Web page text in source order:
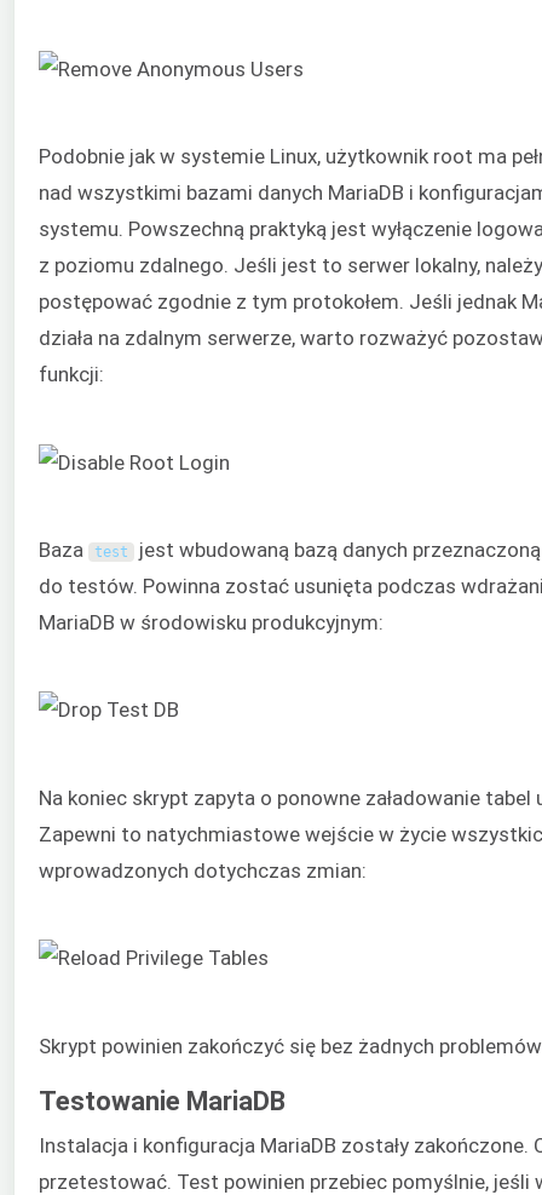
Podobnie jak w systemie Linux, użytkownik root ma
nad wszystkimi bazami danych MariaDB i
systemu. Powszechną praktyką jest wyłączenie
z poziomu zdalnego. Jeśli jest to serwer lokalny, należy
postępować zgodnie z tym protokołem. Jeśli jednak
działa na zdalnym serwerze, warto rozważyć
funkcji:
Baza test jest wbudowaną bazą danych przeznaczoną
do testów. Powinna zostać usunięta podczas
MariaDB w środowisku produkcyjnym:
Na koniec skrypt zapyta o ponowne załadowanie tabel
Zapewni to natychmiastowe wejście w życie
wprowadzonych dotychczas zmian:
Skrypt powinien zakończyć się bez żadnych
Testowanie MariaDB
Instalacja i konfiguracja MariaDB zostały zakończone.
przetestować. Test powinien przebiec pomyślnie, jeśli